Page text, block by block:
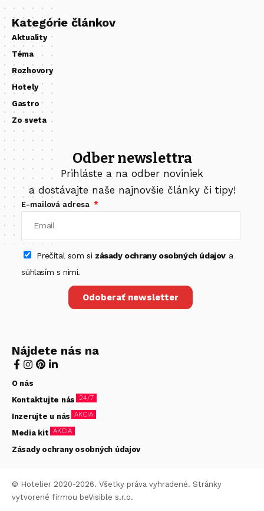
Kategórie článkov
Aktuality
Téma
Rozhovory
Hotely
Gastro
Zo sveta
Odber newslettra
Prihláste a na odber noviniek
a dostávajte naše najnovšie články či tipy!
E-mailová adresa
Prečítal som si zásady ochrany osobných údajova
súhlasím s nimi.
Odoberať newsletter
Nájdete nás na
O nás
Kontaktujte nás 24/7
Inzerujte u nás AKCIA
Media kit AKCIA
Zásady ochrany osobných údajov
© Hotelier 2020-2026. Všetky práva vyhradené. Stránky
vytvorené firmou beVisible s.r.o.